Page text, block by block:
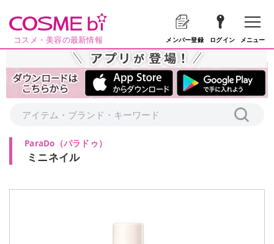
コスメ・美容の最新情報 メンバー登録 ログイン メニュー
ParaDo （パラドゥ ）
ミニネイル